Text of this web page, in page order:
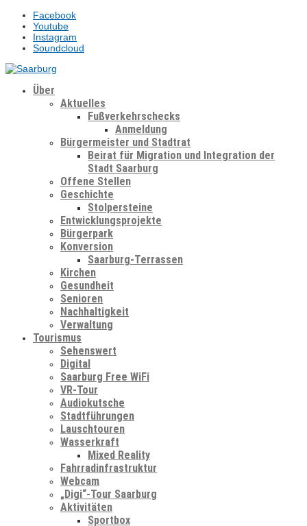
Facebook
Youtube
Instagram
Soundcloud
Über
Aktuelles
Fußverkehrschecks
Anmeldung
Bürgermeister und Stadtrat
Beirat für Migration und Integration der
Stadt Saarburg
Offene Stellen
Geschichte
Stolpersteine
Entwicklungsprojekte
Bürgerpark
Konversion
Saarburg-Terrassen
Kirchen
Gesundheit
Senioren
Nachhaltigkeit
Verwaltung
Tourismus
Sehenswert
Digital
Saarburg Free WiFi
VR-Tour
Audiokutsche
Stadtführungen
Lauschtouren
Wasserkraft
Mixed Reality
Fahrradinfrastruktur
Webcam
„Digi“-Tour Saarburg
Aktivitäten
Sportbox